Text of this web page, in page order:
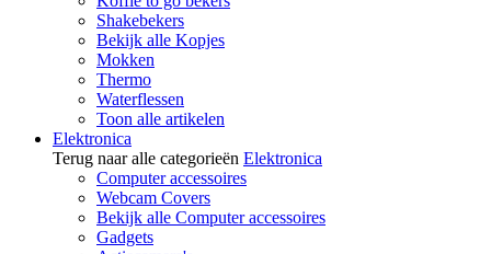
Shakebekers
Bekijk alle Kopjes
Mokken
Thermo
Waterflessen
Toon alle artikelen
Elektronica
Terug naar alle categorieën Elektronica
Computer accessoires
Webcam Covers
Bekijk alle Computer accessoires
Gadgets